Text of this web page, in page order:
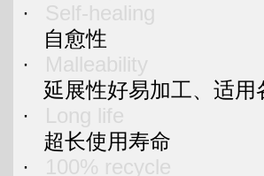
·
Self-healing
自愈性
·
Malleability
延展性好易加工、适用
·
Long life
超长使用寿命
·
100% recycle